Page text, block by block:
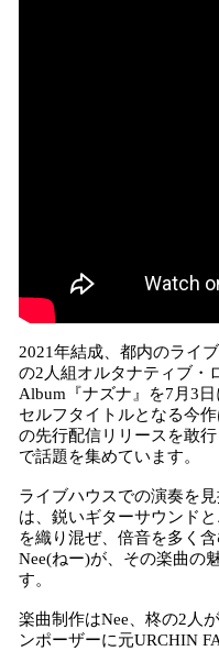
2021年結成、都内のライ
の2人組オルタナティブ・
Album『ナズナ』を7月3
セルフタイトルとなる今
の先行配信リリースを敢
で話題を集めています。
ライブハウスでの演奏を
は、鋭いギターサウンド
を織り混ぜ、倍⾳を多く
Nee(ねー)が、その楽曲の
す。
楽曲制作はNee、柊の2人
ンポーザーに元URCHIN